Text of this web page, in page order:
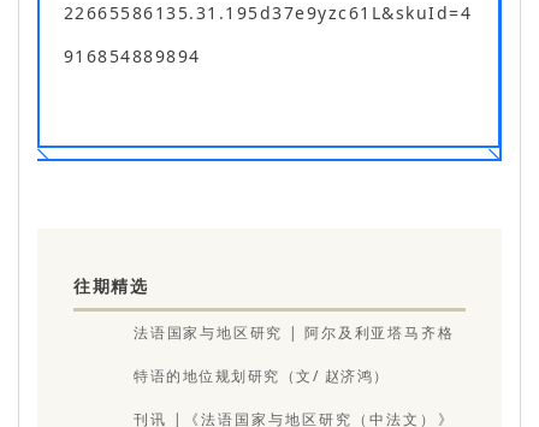
22665586135.31.195d37e9yzc61L&skuId=4
916854889894
往期精选
法语国家与地区研究 | 阿尔及利亚塔马齐格
特语的地位规划研究（文/ 赵济鸿）
刊讯 |《法语国家与地区研究（中法文）》